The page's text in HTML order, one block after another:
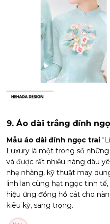
9. Áo dài trắng đính
Mẫu áo dài đính ngọc trai
Luxury là một trong số
và được rất nhiều nàng dâu
nhẹ nhàng, kỹ thuật may
linh lan cùng hạt ngọc tinh
hiệu ứng đồng hồ cát cho
kiêu kỳ, sang trọng.